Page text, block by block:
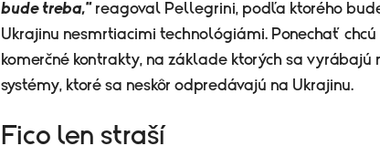
bude treba,"reagoval Pellegrini, podľa ktorého
Ukrajinu nesmrtiacimi technológiámi. Ponechať
komerčné kontrakty, na základe ktorých sa vyrábajú
systémy, ktoré sa neskôr odpredávajú na Ukrajinu.
Fico len straší